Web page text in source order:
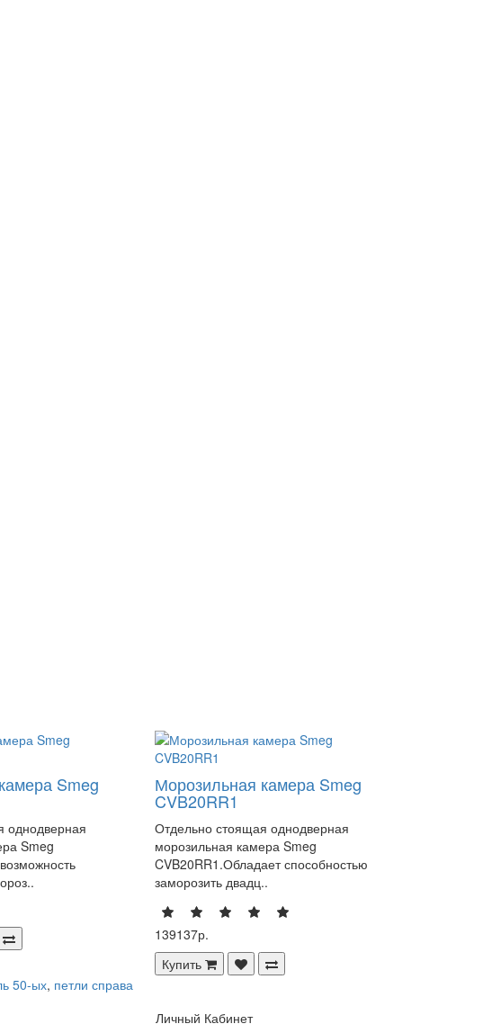
Smeg
однодверная
Smeg
Морозильная камера Smeg
CVB20RR1
Отдельно стоящая однодверная
морозильная камера Smeg
CVB20RR1.Обладает способностью
заморозить двадц..
139137р.
Купить
50-ых, петли справа
Личный Кабинет